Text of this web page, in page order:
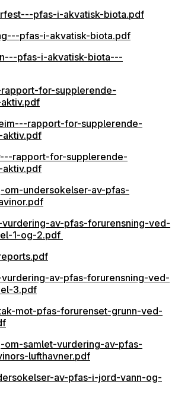
pfas-i-akvatisk-biota.pdf
pfas-i-akvatisk-biota.pdf
pfas-i-akvatisk-biota---
for-supplerende-
rapport-for-supplerende-
rapport-for-supplerende-
undersokelser-av-pfas-
av-pfas-forurensning-ved-
1-og-2.pdf
av-pfas-forurensning-ved-
3.pdf
mot-pfas-forurenset-grunn-ved-
om-samlet-vurdering-av-pfas-
lufthavner.pdf
av-pfas-i-jord-vann-og-